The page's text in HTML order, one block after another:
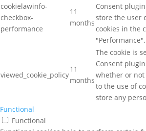
cookielawinfo-
checkbox-
performance
11
months
Consent
store the user
cookies in the
"Performance".
viewed_cookie_policy
11
months
The cookie is
Consent
whether or not
to the use of
store any
Functional
Functional